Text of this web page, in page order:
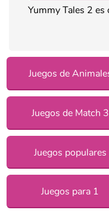
Yummy Tales 2 es
Juegos de
Juegos de Match 3
Juegos populares
Juegos para 1